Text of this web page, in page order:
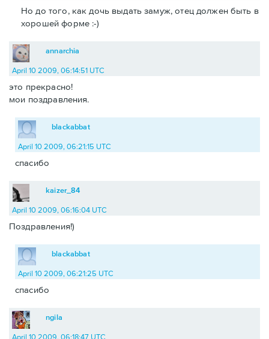
Но до того, как дочь выдать замуж, отец должен быть в
хорошей форме :-)
annarchia
April 10 2009, 06:14:51 UTC
это прекрасно!
мои поздравления.
blackabbat
April 10 2009, 06:21:15 UTC
спасибо
kaizer_84
April 10 2009, 06:16:04 UTC
Поздравления!)
blackabbat
April 10 2009, 06:21:25 UTC
спасибо
ngila
April 10 2009, 06:18:47 UTC